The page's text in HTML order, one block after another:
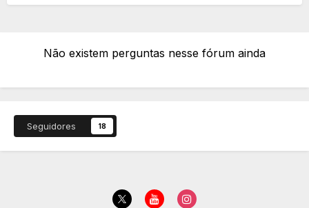
Não existem perguntas nesse fórum ainda
Seguidores 18